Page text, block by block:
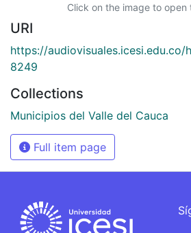
Click on the image to open
URI
https://audiovisuales.icesi.edu.co/
8249
Collections
Municipios del Valle del Cauca
Full item page